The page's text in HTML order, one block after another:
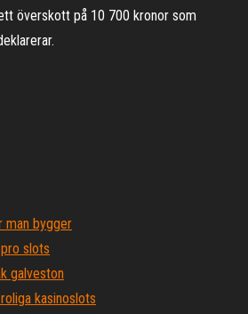
överskott på 10 700 kronor som
man bygger
slots
galveston
kasinoslots